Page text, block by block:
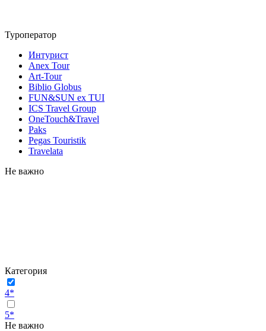
Туроператор
Интурист
Anex Tour
Art-Tour
Biblio Globus
FUN&SUN ex TUI
ICS Travel Group
OneTouch&Travel
Paks
Pegas Touristik
Travelata
Не важно
Категория
4*
5*
Не важно